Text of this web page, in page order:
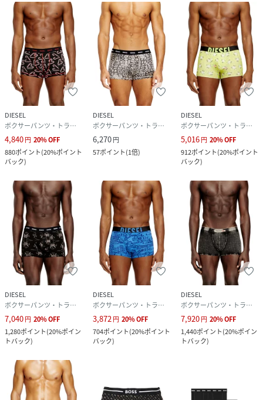
DIESEL
ボクサーパンツ・トランクス
4,840円 20%OFF
880ポイント(20%ポイント
バック)
DIESEL
ボクサーパンツ・トランクス
6,270円
57ポイント(1倍)
DIESEL
ボクサーパンツ・トランクス
5,016円 20%OFF
912ポイント(20%ポイント
バック)
DIESEL
ボクサーパンツ・トランクス
7,040円 20%OFF
1,280ポイント(20%ポイン
トバック)
DIESEL
ボクサーパンツ・トランクス
3,872円 20%OFF
704ポイント(20%ポイント
バック)
DIESEL
ボクサーパンツ・トランクス
7,920円 20%OFF
1,440ポイント(20%ポイン
トバック)